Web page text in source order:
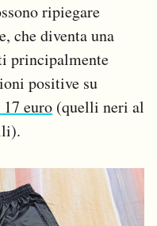
ripiegare
che diventa una
principalmente
positive su
euro (quelli neri al